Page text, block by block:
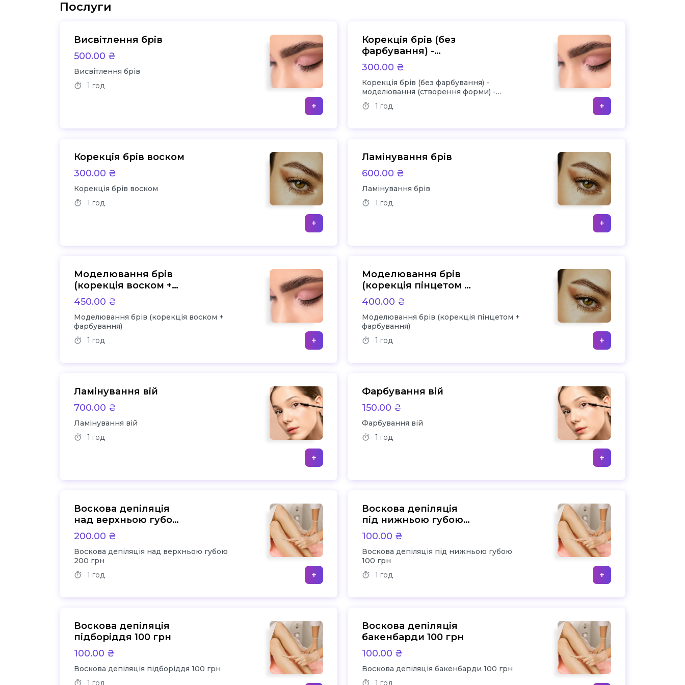
Послуги
Висвітлення брів
500.00 ₴
Висвітлення брів
1 год
+
Корекція брів (без
фарбування) -
моделювання
(створення форми) -
прорядження
300.00 ₴
Корекція брів (без фарбування) -
моделювання (створення форми) -
прорядження
1 год +
Корекція брів воском
300.00 ₴
Корекція брів воском
1 год
+
Ламінування брів
600.00 ₴
Ламінування брів
1 год
+
Моделювання брів
(корекція воском +
фарбування)
450.00 ₴
Моделювання брів (корекція воском +
фарбування)
1 год
+
Моделювання брів
(корекція пінцетом +
фарбування)
400.00 ₴
Моделювання брів (корекція пінцетом +
фарбування)
1 год
+
Ламінування вій
700.00 ₴
Ламінування вій
1 год
+
Фарбування вій
150.00 ₴
Фарбування вій
1 год
+
Воскова депіляція
над верхньою губою
200 грн
200.00 ₴
Воскова депіляція над верхньою губою
200 грн
1 год
+
Воскова депіляція
під нижньою губою
100 грн
100.00 ₴
Воскова депіляція під нижньою губою
100 грн
1 год
+
Воскова депіляція
підборіддя 100 грн
100.00 ₴
Воскова депіляція підборіддя 100 грн
1 год
Воскова депіляція
бакенбарди 100 грн
100.00 ₴
Воскова депіляція бакенбарди 100 грн
1 год